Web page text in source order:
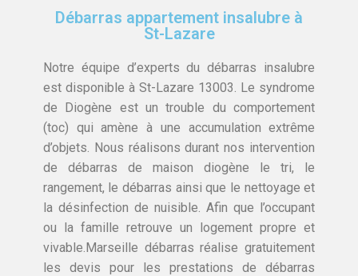
Débarras appartement insalubre à
St-Lazare
Notre équipe d’experts du débarras insalubre
est disponible à St-Lazare 13003. Le syndrome
de Diogène est un trouble du comportement
(toc) qui amène à une accumulation extrême
d’objets. Nous réalisons durant nos intervention
de débarras de maison diogène le tri, le
rangement, le débarras ainsi que le nettoyage et
la désinfection de nuisible. Afin que l’occupant
ou la famille retrouve un logement propre et
vivable.Marseille débarras réalise gratuitement
les devis pour les prestations de débarras